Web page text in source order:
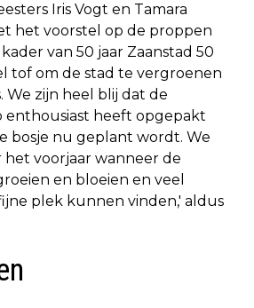
Iris Vogt en Tamara
het voorstel op de proppen
van 50 jaar Zaanstad 50
tof om de stad te vergroenen
We zijn heel blij dat de
enthousiast heeft opgepakt
bosje nu geplant wordt. We
het voorjaar wanneer de
en bloeien en veel
plek kunnen vinden,' aldus